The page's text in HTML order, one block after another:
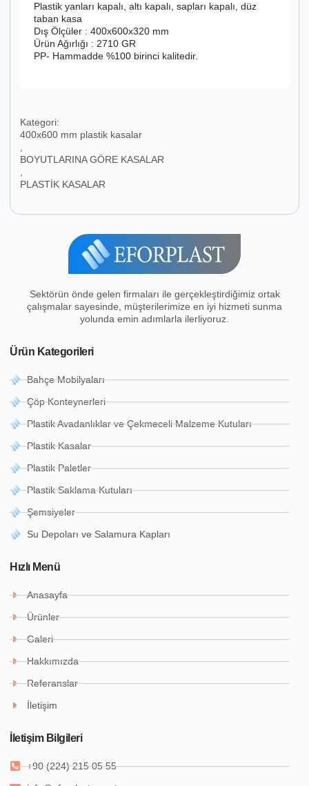
Plastik yanları kapalı, altı kapalı, sapları kapalı, düz
taban kasa
Dış Ölçüler : 400x600x320 mm
Ürün Ağırlığı : 2710 GR
PP- Hammadde %100 birinci kalitedir.
Kategori:
400x600 mm plastik kasalar
,
BOYUTLARINA GÖRE KASALAR
,
PLASTİK KASALAR
Sektörün önde gelen firmaları ile gerçekleştirdiğimiz ortak
çalışmalar sayesinde, müşterilerimize en iyi hizmeti sunma
yolunda emin adımlarla ilerliyoruz.
Ürün Kategorileri
Bahçe Mobilyaları
Çöp Konteynerleri
Plastik Avadanlıklar ve Çekmeceli Malzeme Kutuları
Plastik Kasalar
Plastik Paletler
Plastik Saklama Kutuları
Şemsiyeler
Su Depoları ve Salamura Kapları
Hızlı Menü
Anasayfa
Ürünler
Galeri
Hakkımızda
Referanslar
İletişim
İletişim Bilgileri
+90 (224) 215 05 55